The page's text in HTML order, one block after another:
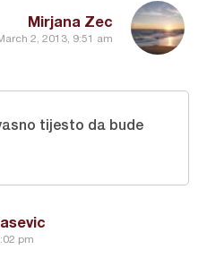
Mirjana Zec
2, 2013, 9:51 am
pm
tijesto da bude